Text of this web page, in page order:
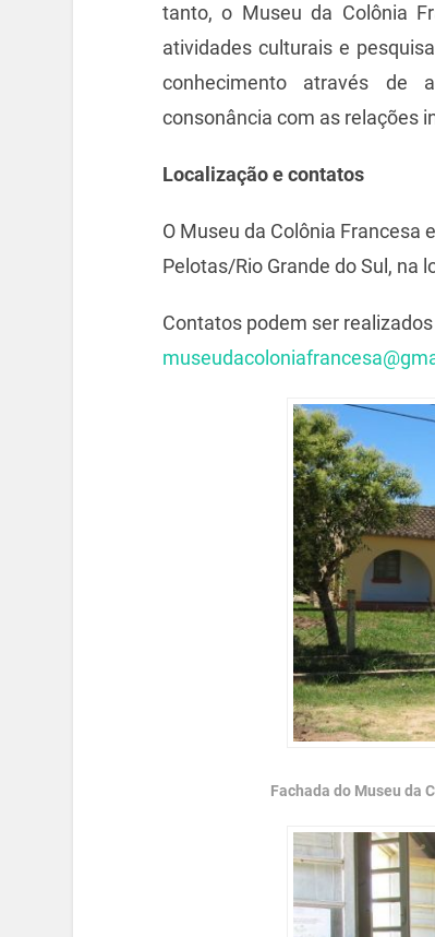
tanto, o Museu da Colônia
atividades culturais e
conhecimento através de
consonância com as relações
Localização e contatos
O Museu da Colônia Francesa
Pelotas/Rio Grande do Sul, na
Contatos podem ser
Fachada do Museu da